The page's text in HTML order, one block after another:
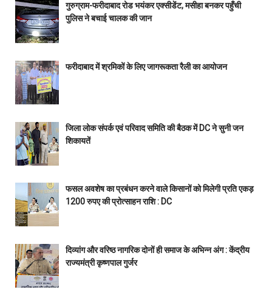
गुरुग्राम-फरीदाबाद रोड भयंकर एक्सीडेंट, मसीहा बनकर पहुँची
पुलिस ने बचाई चालक की जान
फरीदाबाद में श्रमिकों के लिए जागरूकता रैली का आयोजन
जिला लोक संपर्क एवं परिवाद समिति की बैठक में DC ने सुनी जन
शिकायतें
फसल अवशेष का प्रबंधन करने वाले किसानों को मिलेगी प्रति एकड़
1200 रुपए की प्रोत्साहन राशि : DC
दिव्यांग और वरिष्ठ नागरिक दोनों ही समाज के अभिन्न अंग : केंद्रीय
राज्यमंत्री कृष्णपाल गुर्जर